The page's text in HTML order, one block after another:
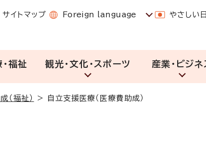
サイトマップ Foreign language やさしい
福祉 観光・文化・スポーツ 産業・ビジネ
（福祉） > 自立支援医療（医療費助成）